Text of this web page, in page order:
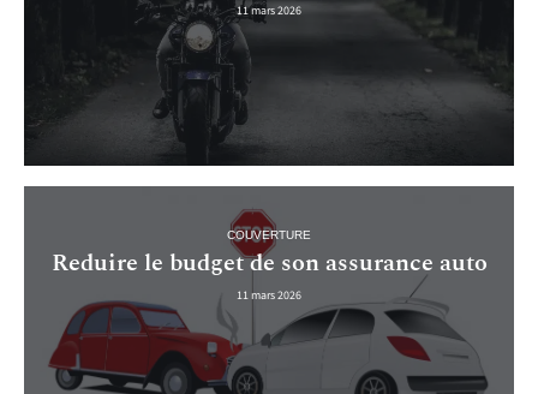
11 mars 2026
COUVERTURE
Reduire le budget de son assurance auto
11 mars 2026